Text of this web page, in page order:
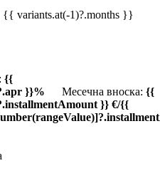
{{ variants.at(-1)?.months }}
{{
}}%
Месечна вноска: {{
}} €/{{